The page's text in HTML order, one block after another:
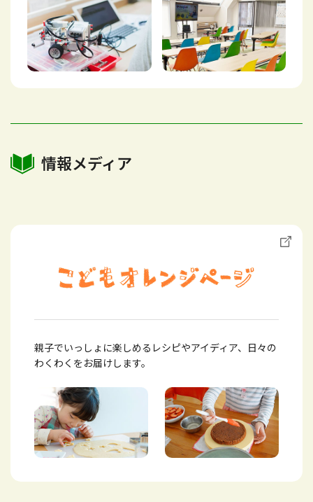
情報メディア
親子でいっしょに楽しめるレシピやアイディア、日々の
わくわくをお届けします。